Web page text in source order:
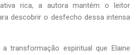
rica, a autora mantém o leitor
descobrir o desfecho dessa intensa
transformação espiritual que Elaine